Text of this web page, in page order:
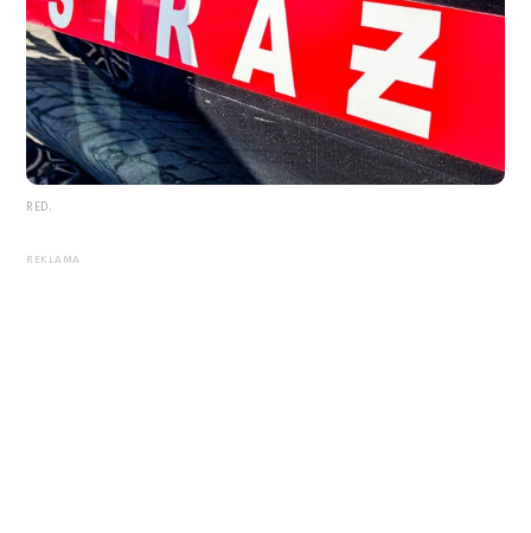
RED.
REKLAMA